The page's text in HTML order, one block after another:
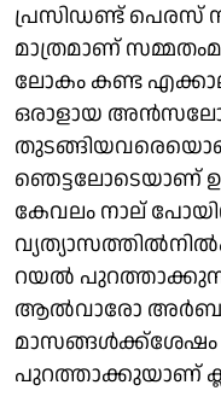
പ്രസിഡണ്ട് പെരസ്
മാത്രമാണ്
ലോകം കണ്ട
ഒരാളായ
ഞെട്ടലോടെയാണ്
കേവലം നാല്
റയൽ
ആൽവാരോ
പുറത്താക്കുയാണ്